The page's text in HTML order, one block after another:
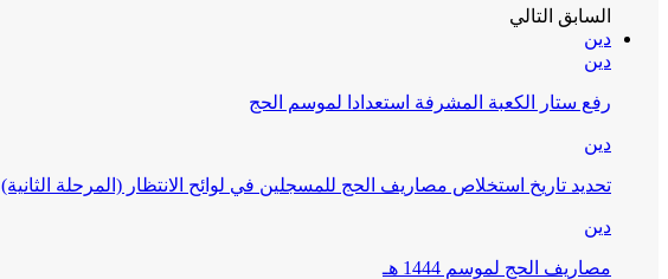
السابق التالي
دين
دين
رفع ستار الكعبة المشرفة استعدادا لموسم الحج
دين
تحديد تاريخ استخلاص مصاريف الحج للمسجلين في لوائح الانتظار (المرحلة الثانية)
دين
مصاريف الحج لموسم 1444 هـ